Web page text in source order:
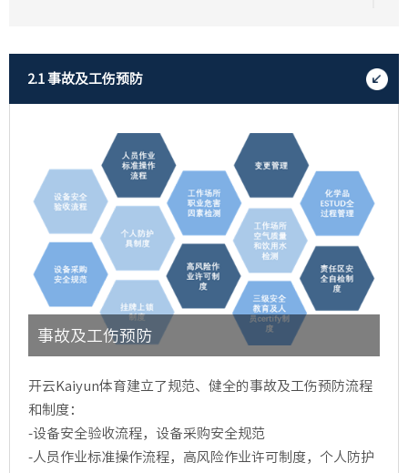
持续提升应急响应团队现场处置能力，包括持续完善的
处置预案和应急演练等；
安全与职业健康相关奖惩制度，持续规范人员行为、推
动公司改善安全与职业健康风险。
2.1 事故及工伤预防
事故及工伤预防
开云Kaiyun体育建立了规范、健全的事故及工伤预防流程
和制度：
-设备安全验收流程，设备采购安全规范
-人员作业标准操作流程，高风险作业许可制度，个人防护